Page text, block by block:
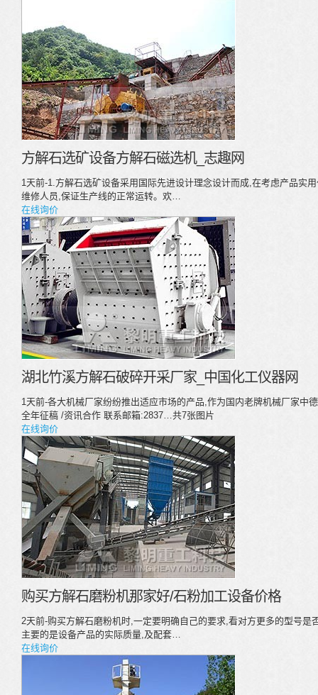
方解石选矿设备方解石磁选机_志趣网
1天前-1.方解石选矿设备采用国际先进设计理念设计而成,在考虑产品实
维修人员,保证生产线的正常运转。欢…
在线询价
湖北竹溪方解石破碎开采厂家_中国化工仪器网
1天前-各大机械厂家纷纷推出适应市场的产品,作为国内老牌机械厂家中
全年征稿 /资讯合作 联系邮箱:2837…共7张图片
在线询价
购买方解石磨粉机那家好/石粉加工设备价格
2天前-购买方解石磨粉机时,一定要明确自己的要求,看对方更多的型号是
主要的是设备产品的实际质量,及配套…
在线询价